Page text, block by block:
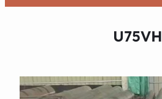
U75VH